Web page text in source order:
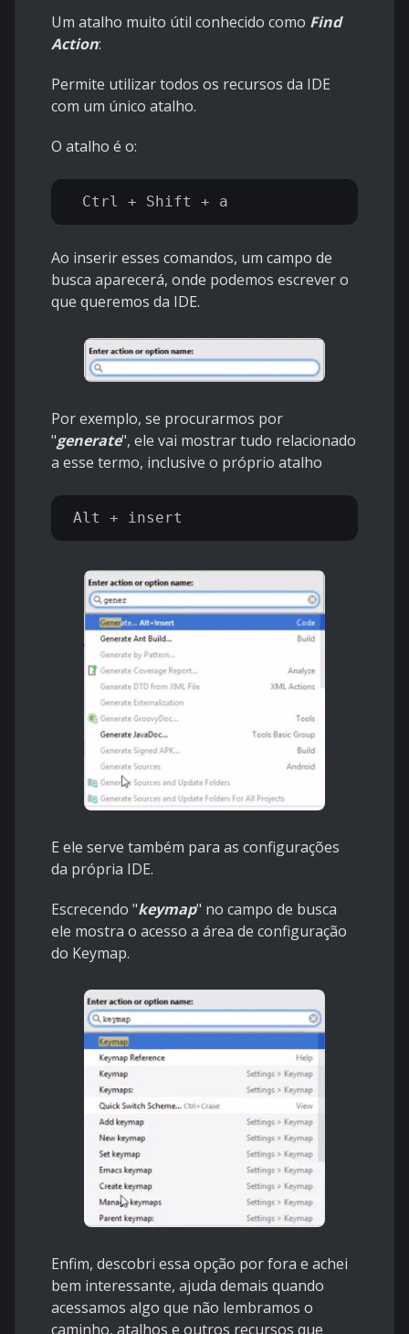
Um atalho muito útil conhecido como Find
Action:
Permite utilizar todos os recursos da IDE
com um único atalho.
O atalho é o:
Ao inserir esses comandos, um campo de
busca aparecerá, onde podemos escrever o
que queremos da IDE.
Por exemplo, se procurarmos por
"generate", ele vai mostrar tudo relacionado
a esse termo, inclusive o próprio atalho
E ele serve também para as configurações
da própria IDE.
Escrecendo "keymap" no campo de busca
ele mostra o acesso a área de configuração
do Keymap.
Enfim, descobri essa opção por fora e achei
bem interessante, ajuda demais quando
acessamos algo que não lembramos o
caminho, atalhos e outros recursos que